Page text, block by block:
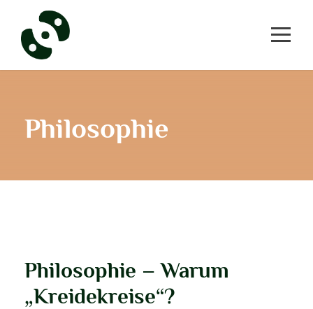
Philosophie
Philosophie – Warum
„Kreidekreise“?